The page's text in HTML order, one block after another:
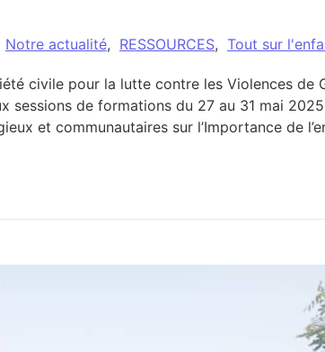
Notre actualité, RESSOURCES, Tout sur
civile pour la lutte contre les Violences de
sessions de formations du 27 au 31 mai
et communautaires sur l’Importance de
MO et SOTOUBOUA : Mobilisation des